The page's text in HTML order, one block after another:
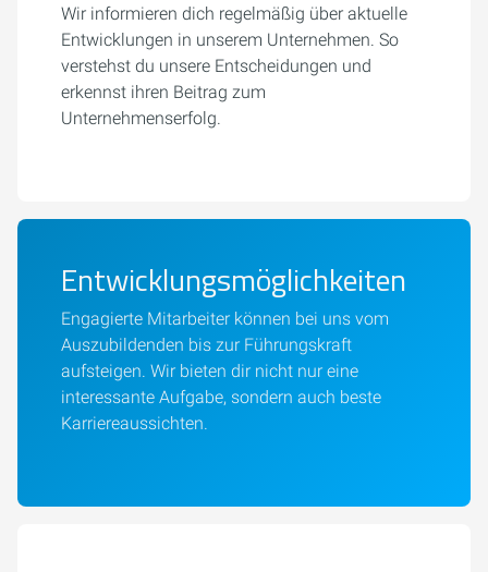
Wir informieren dich regelmäßig über aktuelle
Entwicklungen in unserem Unternehmen. So
verstehst du unsere Entscheidungen und
erkennst ihren Beitrag zum
Unternehmenserfolg.
Entwicklungsmöglichkeiten
Engagierte Mitarbeiter können bei uns vom
Auszubildenden bis zur Führungskraft
aufsteigen. Wir bieten dir nicht nur eine
interessante Aufgabe, sondern auch beste
Karriereaussichten.